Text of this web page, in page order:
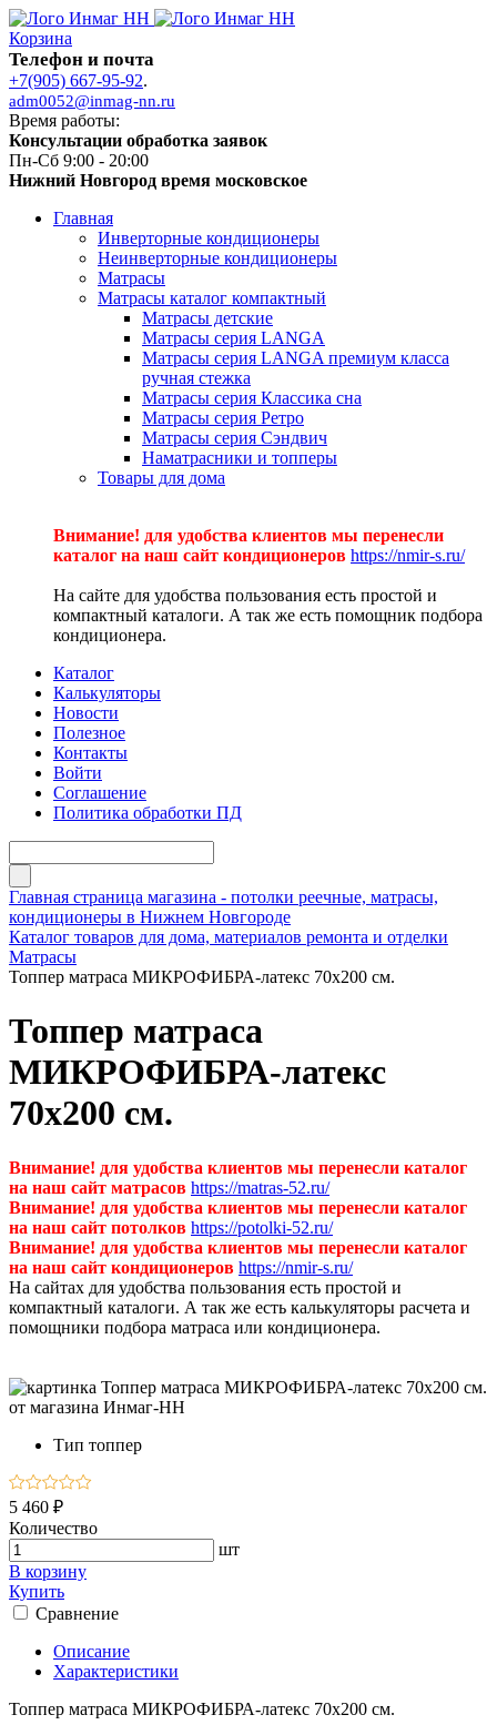
Корзина
Телефон и почта
+7(905) 667-95-92.
adm0052@inmag-nn.ru
Время работы:
Консультации обработка заявок
Пн-Сб 9:00 - 20:00
Нижний Новгород время московское
Главная
Инверторные кондиционеры
Неинверторные кондиционеры
Матрасы
Матрасы каталог компактный
Матрасы детские
Матрасы серия LANGA
Матрасы серия LANGA премиум класса
ручная стежка
Матрасы серия Классика сна
Матрасы серия Ретро
Матрасы серия Сэндвич
Наматрасники и топперы
Товары для дома
Внимание! для удобства клиентов мы перенесли
каталог на наш сайт кондиционеров https://nmir-s.ru/
На сайте для удобства пользования есть простой и
компактный каталоги. А так же есть помощник подбора
кондиционера.
Каталог
Калькуляторы
Новости
Полезное
Контакты
Войти
Соглашение
Политика обработки ПД
Главная страница магазина - потолки реечные, матрасы,
кондиционеры в Нижнем Новгороде
Каталог товаров для дома, материалов ремонта и отделки
Матрасы
Топпер матраса МИКРОФИБРА-латекс 70х200 см.
Топпер матраса
МИКРОФИБРА-латекс
70х200 см.
Внимание! для удобства клиентов мы перенесли каталог
на наш сайт матрасов https://matras-52.ru/
Внимание! для удобства клиентов мы перенесли каталог
на наш сайт потолков https://potolki-52.ru/
Внимание! для удобства клиентов мы перенесли каталог
на наш сайт кондиционеров https://nmir-s.ru/
На сайтах для удобства пользования есть простой и
компактный каталоги. А так же есть калькуляторы расчета и
помощники подбора матраса или кондиционера.
Тип топпер
5 460 ₽
Количество
шт
В корзину
Купить
Сравнение
Описание
Характеристики
Топпер матраса МИКРОФИБРА-латекс 70х200 см.